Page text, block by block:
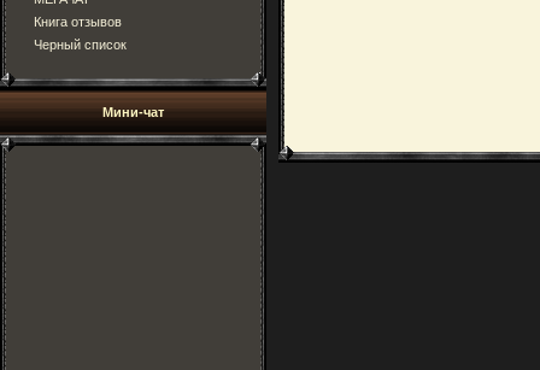
Книга отзывов
Черный список
Мини-чат